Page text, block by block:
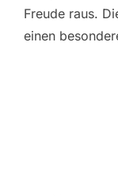
Freude raus.
einen